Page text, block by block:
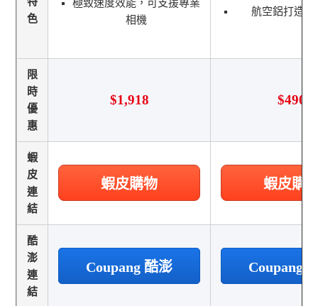
色
極致速度效能，可支援專業
相機
航空鋁打造低
限
時
優
惠
$1,918 $490
蝦
皮
連
結
蝦皮購物 蝦皮購
酷
澎
連
結
Coupang 酷澎 Coupang